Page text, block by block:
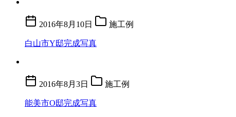
2016年8月10日 施工例
白山市Y邸完成写真
2016年8月3日 施工例
能美市O邸完成写真